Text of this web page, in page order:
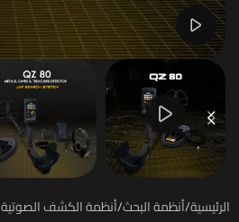
Watch video
الرئيسية/أنظمة البحث/أنظمة الكشف الصوتية